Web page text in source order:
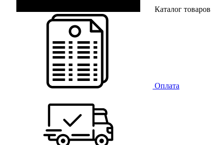
Каталог товаров
Оплата